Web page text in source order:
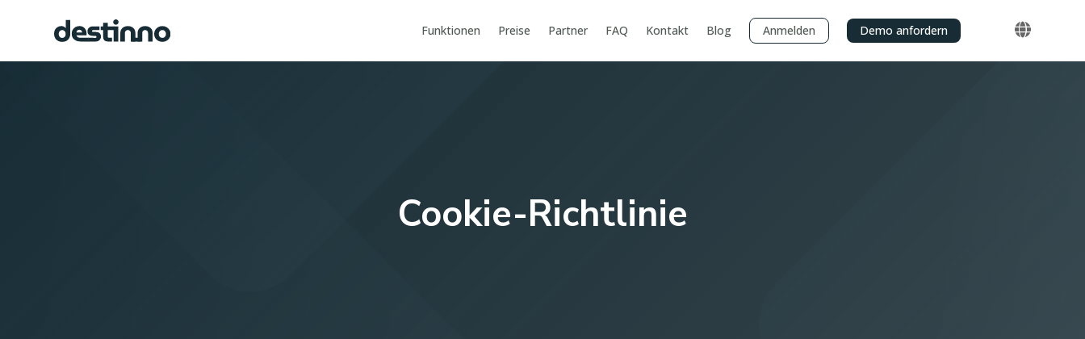
Funktionen Preise Partner FAQ Kontakt Blog Anmelden Demo anfordern
Cookie-Richtlinie